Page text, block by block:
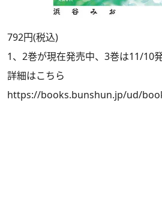
792円(税込)
1、2巻が現在発売中、3巻は11/10発
詳細はこちら
https://books.bunshun.jp/ud/